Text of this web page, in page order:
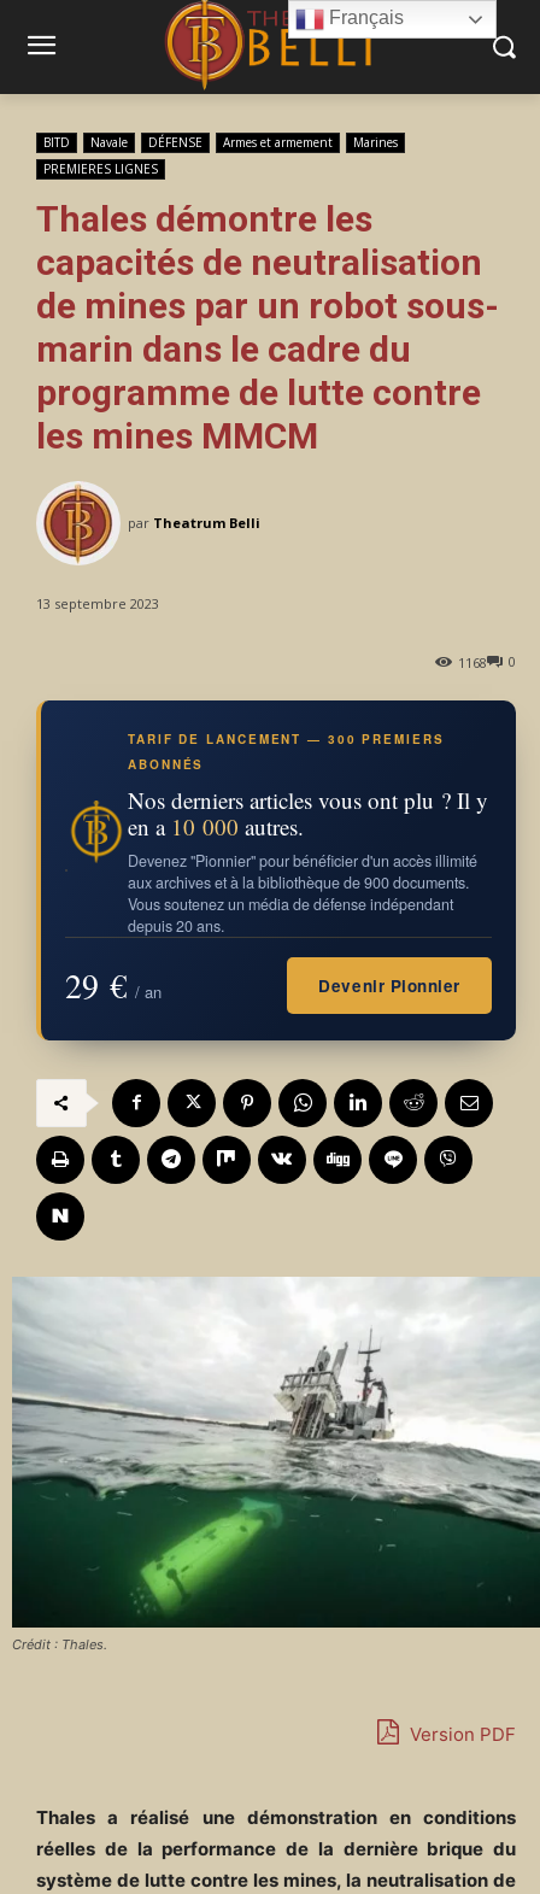
BITD Navale DÉFENSE Armes et armement
Marines
PREMIERES LIGNES
Thales démontre les
capacités de neutralisation
de mines par un robot sous-
marin dans le cadre du
programme de lutte contre
les mines MMCM
par Theatrum Belli
13 septembre 2023
0
1168
TARIF DE LANCEMENT — 300 PREMIERS
ABONNÉS
Nos derniers articles vous ont plu ? Il y
en a 10 000 autres.
Devenez "Pionnier" pour bénéficier d'un accès illimité
aux archives et à la bibliothèque de 900 documents.
Vous soutenez un média de défense indépendant
depuis 20 ans.
29 € / an Devenir Pionnier
Crédit : Thales.
Version PDF
Thales a réalisé une démonstration en conditions
réelles de la performance de la dernière brique du
système de lutte contre les mines, la neutralisation de
Français